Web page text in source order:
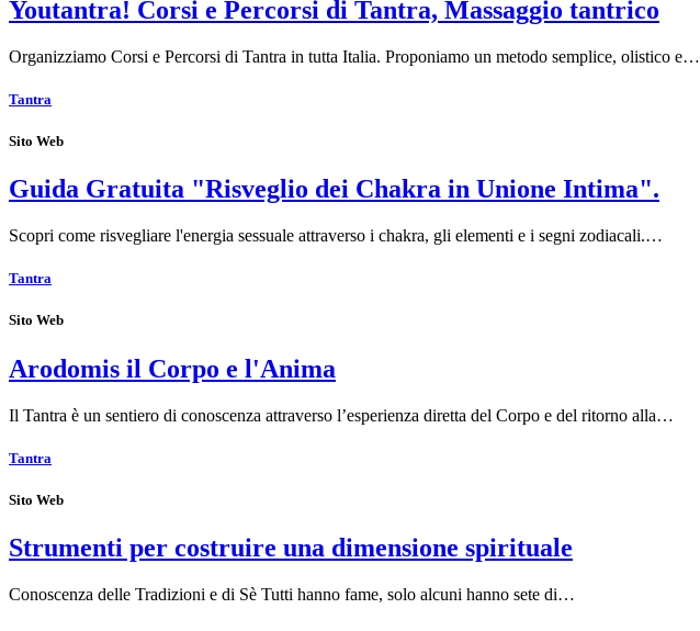
Youtantra! Corsi e Percorsi di Tantra, Massaggio tantrico
Organizziamo Corsi e Percorsi di Tantra in tutta Italia. Proponiamo un metodo semplice, olistico e…
Tantra
Sito Web
Guida Gratuita "Risveglio dei Chakra in Unione Intima".
Scopri come risvegliare l'energia sessuale attraverso i chakra, gli elementi e i segni zodiacali.…
Tantra
Sito Web
Arodomis il Corpo e l'Anima
Il Tantra è un sentiero di conoscenza attraverso l’esperienza diretta del Corpo e del ritorno alla…
Tantra
Sito Web
Strumenti per costruire una dimensione spirituale
Conoscenza delle Tradizioni e di Sè Tutti hanno fame, solo alcuni hanno sete di…